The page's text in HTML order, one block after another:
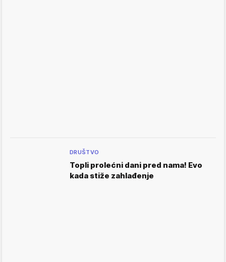
DRUŠTVO
Topli prolećni dani pred nama! Evo
kada stiže zahlađenje